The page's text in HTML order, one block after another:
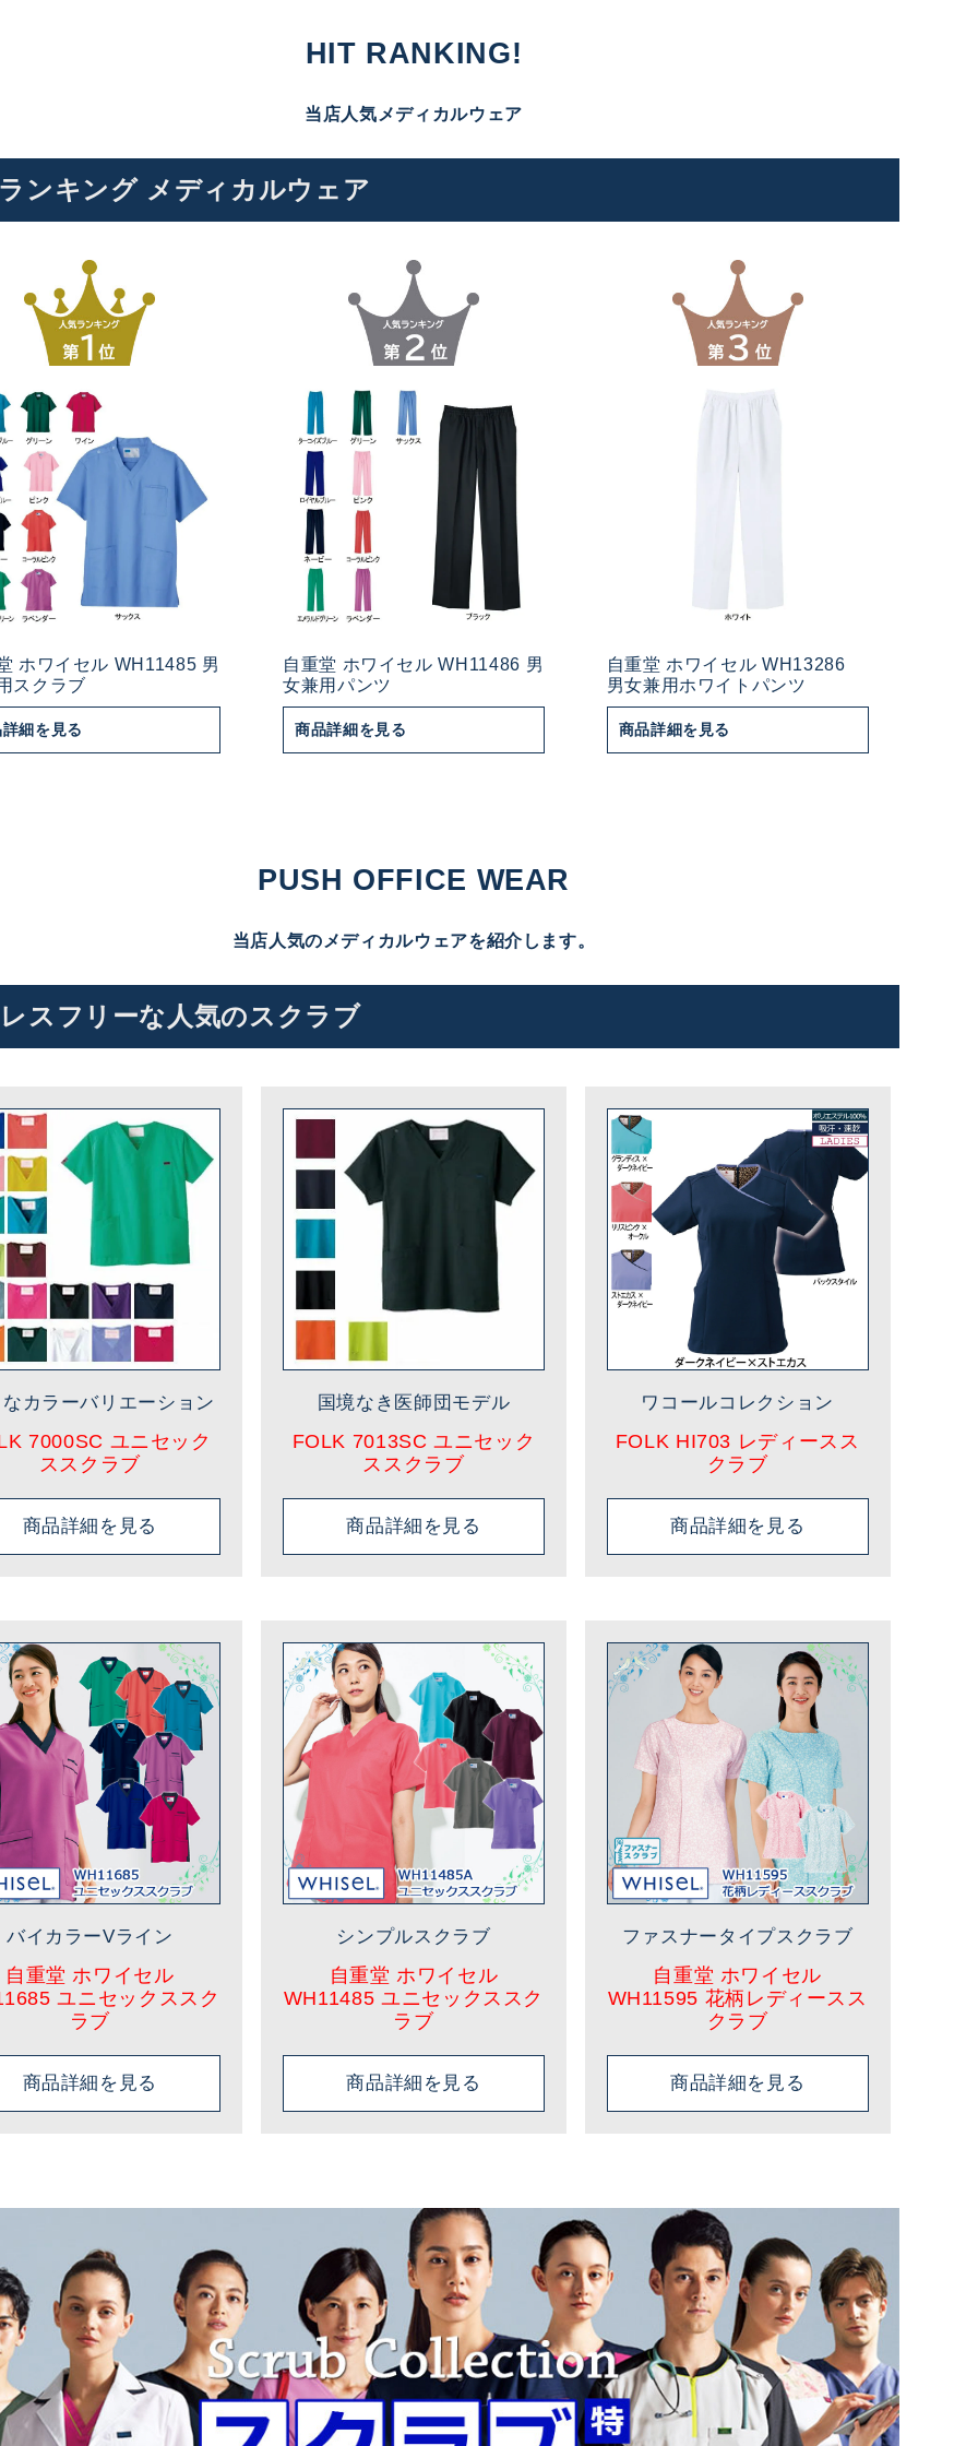
HIT RANKING!
当店人気メディカルウェア
ンキング メディカルウェア
ホワイセル WH11485 男
スクラブ
細を見る
自重堂 ホワイセル WH11486 男
女兼用パンツ
商品詳細を見る
自重堂 ホワイセル WH13286
男女兼用ホワイトパンツ
商品詳細を見る
PUSH OFFICE WEAR
当店人気のメディカルウェアを紹介します。
スフリーな人気のスクラブ
カラーバリエーション
7000SC ユニセック
ススクラブ
商品詳細を見る
国境なき医師団モデル
FOLK 7013SC ユニセック
ススクラブ
商品詳細を見る
ワコールコレクション
FOLK HI703 レディースス
クラブ
商品詳細を見る
バイカラーVライン
自重堂 ホワイセル
ユニセックススク
ラブ
商品詳細を見る
シンプルスクラブ
自重堂 ホワイセル
WH11485 ユニセックススク
ラブ
商品詳細を見る
ファスナータイプスクラブ
自重堂 ホワイセル
WH11595 花柄レディースス
クラブ
商品詳細を見る